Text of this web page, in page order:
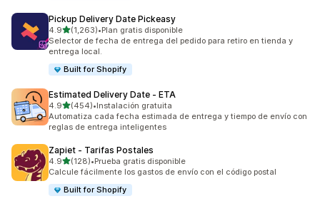
Pickup Delivery Date Pickeasy
4.9de 5 estrellas
(1,263)
1263 reseñas en total
•Plan gratis disponible
Selector de fecha de entrega del pedido para retiro en tienda y
entrega local.
Built for Shopify
Estimated Delivery Date ‑ ETA
4.9de 5 estrellas
(454)
454 reseñas en total
•Instalación gratuita
Automatiza cada fecha estimada de entrega y tiempo de envío con
reglas de entrega inteligentes
Zapiet ‑ Tarifas Postales
4.9de 5 estrellas
(128)
128 reseñas en total
•Prueba gratis disponible
Calcule fácilmente los gastos de envío con el código postal
Built for Shopify